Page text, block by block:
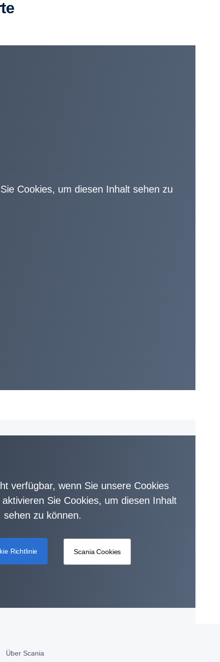
Cookies, um diesen Inhalt sehen zu
verfügbar, wenn Sie unsere Cookies
Sie Cookies, um diesen Inhalt
sehen zu können.
Richtlinie Scania Cookies
Über Scania